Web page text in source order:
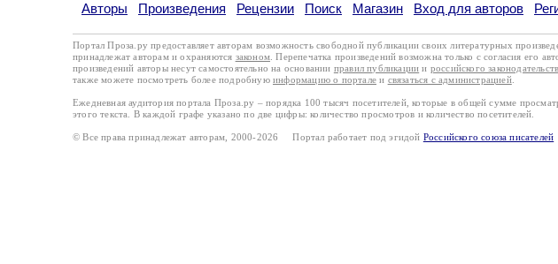
Авторы Произведения Рецензии Поиск Магазин Вход для авторов
Портал Проза.ру предоставляет авторам возможность свободной публикации своих литературных
принадлежат авторам и охраняются законом . Перепечатка произведений возможна только с согласия его
произведений авторы несут самостоятельно на основании правил публикации и российского
также можете посмотреть более подробную информацию о портале и связаться с администрацией.
Ежедневная аудитория портала Проза.ру – порядка 100 тысяч посетителей, которые в общей сумме
этого текста. В каждой графе указано по две цифры: количество просмотров и количество посетителей.
© Все права принадлежат авторам, 2000-2026 Портал работает под эгидой Российского союза писателей